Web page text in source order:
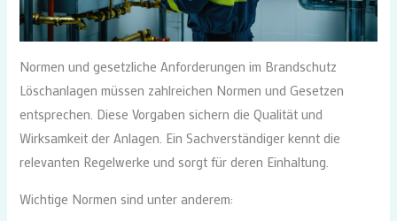
Normen und gesetzliche Anforderungen im Brandschutz
Löschanlagen müssen zahlreichen Normen und Gesetzen
entsprechen. Diese Vorgaben sichern die Qualität und
Wirksamkeit der Anlagen. Ein Sachverständiger kennt die
relevanten Regelwerke und sorgt für deren Einhaltung.
Wichtige Normen sind unter anderem: